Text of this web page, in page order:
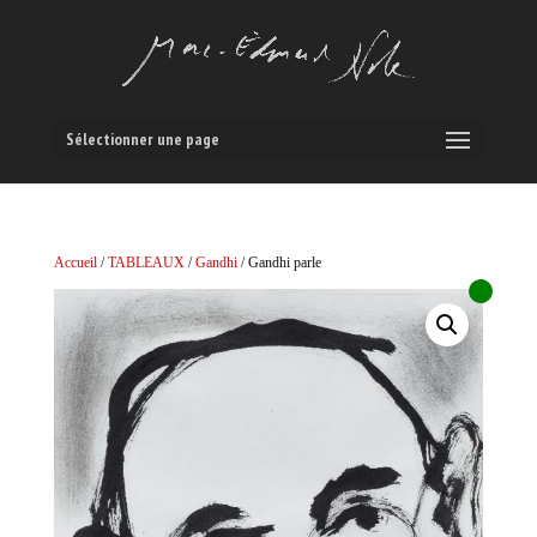
Sélectionner une page
Accueil/TABLEAUX/Gandhi/ Gandhi parle